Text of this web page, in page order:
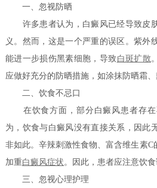
一、忽视防晒
许多患者认为，白癜风已经导致皮
义。然而，这是一个严重的误区。紫外
能进一步损伤黑素细胞，导致白斑扩散
应做好充分的防晒措施，如涂抹防晒霜、
二、饮食不忌口
在饮食方面，部分白癜风患者存在
为，饮食与白癜风没有直接关系，因此
非如此。辛辣刺激性食物、富含维生素C
加重白癜风症状。因此，患者应注意饮
三、忽视心理护理